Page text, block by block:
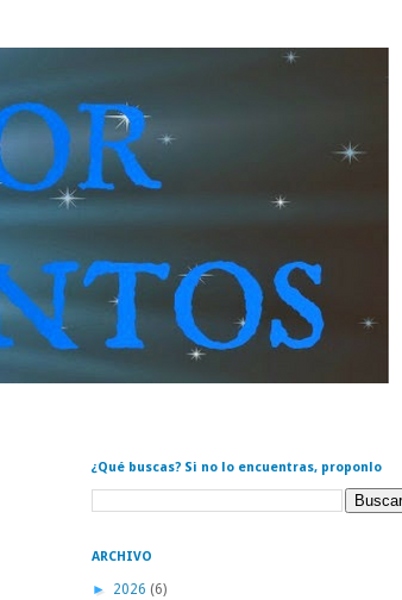
¿Qué buscas? Si no lo encuentras, proponlo
ARCHIVO
► 2026 (6)